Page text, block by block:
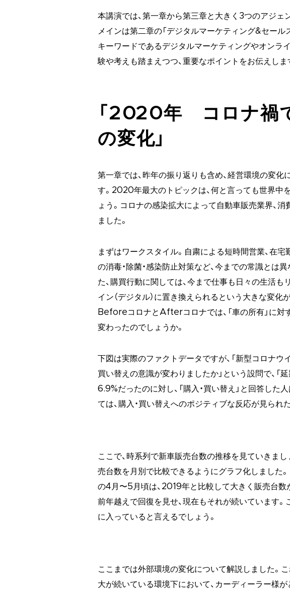
本講演では、第一章から第三章と大きく3つのアジェ
メインは第二章の「デジタルマーケティング&セール
キーワードであるデジタルマーケティングやオンラ
験や考えも踏まえつつ、重要なポイントをお伝えしま
「2020年 コロナ禍
の変化」
第一章では、昨年の振り返りも含め、経営環境の変化
す。2020年最大のトピックは、何と言っても世界中
ょう。コロナの感染拡大によって自動車販売業界、
ました。
まずはワークスタイル。自粛による短時間営業、在宅
の消毒・除菌・感染防止対策など、今までの常識とは
た、購買行動に関しては、今まで仕事も日々の生活
イン（デジタル）に置き換えられるという大きな変化
BeforeコロナとAfterコロナでは、「車の所有」に対
変わったのでしょうか。
下図は実際のファクトデータですが、「新型コロナウ
買い替えの意識が変わりましたか」という設問で、「
6.9%だったのに対し、「購入・買い替え」と回答した
ては、購入・買い替えへのポジティブな反応が見られ
ここで、時系列で新車販売台数の推移を見ていきま
売台数を月別で比較できるようにグラフ化しました
の4月〜5月頃は、2019年と比較して大きく販売台数
前年越えで回復を見せ、現在もそれが続いています。
に入っていると言えるでしょう。
ここまでは外部環境の変化について解説しました。
大が続いている環境下において、カーディーラー様